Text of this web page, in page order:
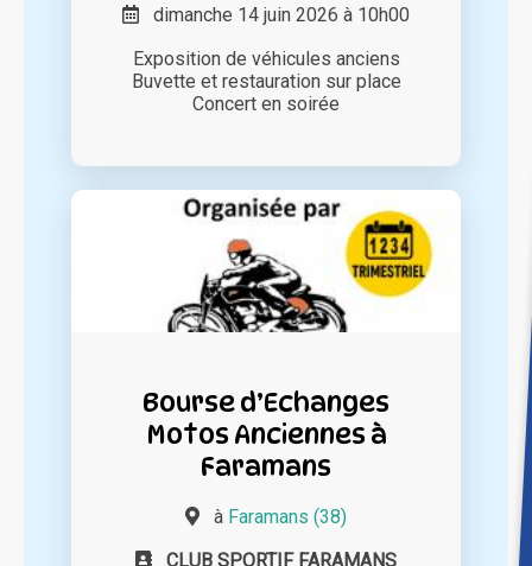
dimanche 14 juin 2026 à 10h00
Exposition de véhicules anciens
Buvette et restauration sur place
Concert en soirée
Bourse d’Echanges
Motos Anciennes à
Faramans
à Faramans (38)
CLUB SPORTIF FARAMANS